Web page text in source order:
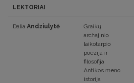
LEKTORIAI
Dalia Andziulytė
Graikų
archajinio
laikotarpio
poezija ir
filosofija
Antikos meno
istorija